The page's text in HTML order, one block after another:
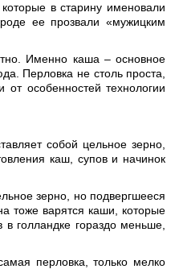
в старину именовали
ее прозвали «мужицким
Именно каша – основное
Перловка не столь проста,
от особенностей технологии
собой цельное зерно,
каш, супов и начинок
зерно, но подвергшееся
тоже варятся каши, которые
голландке гораздо меньше,
перловка, только мелко